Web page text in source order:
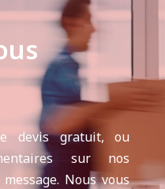
devis gratuit, ou
sur nos
Nous vous